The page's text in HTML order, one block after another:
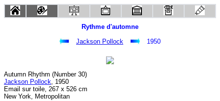
Rythme d'automne
Jackson Pollock
1950
Autumn Rhythm (Number 30)
Jackson Pollock, 1950
Email sur toile, 267 x 526 cm
New York, Metropolitan